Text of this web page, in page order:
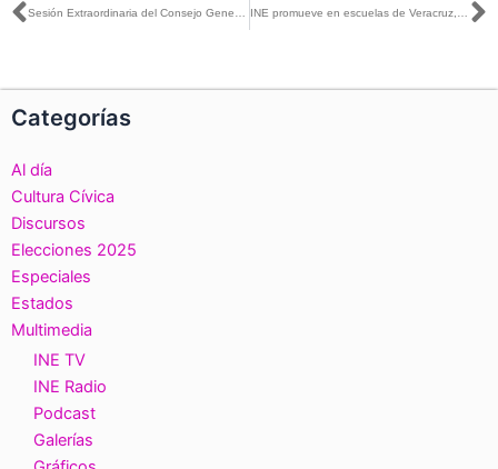
Ant
Categorías
Al día
Cultura Cívica
Discursos
Elecciones 2025
Especiales
Estados
Multimedia
INE TV
INE Radio
Podcast
Galerías